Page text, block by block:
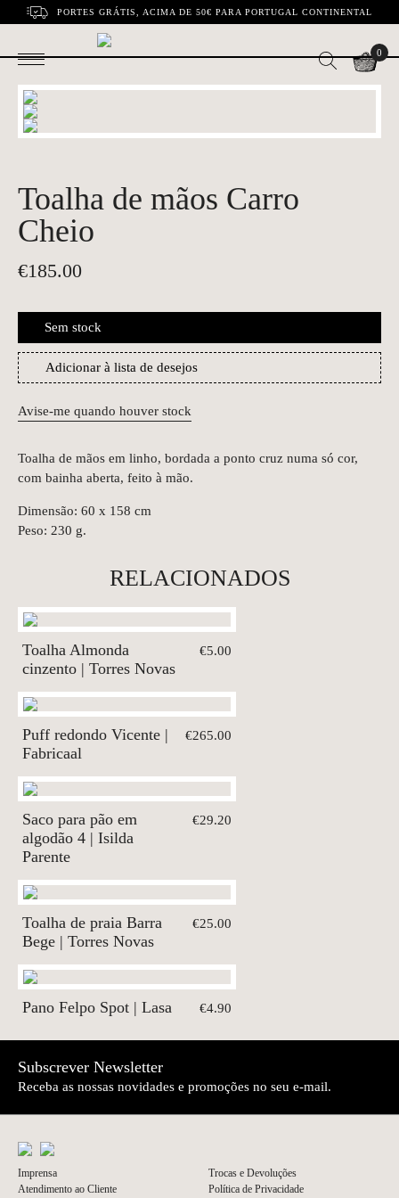
PORTES GRÁTIS, ACIMA DE 50€ PARA PORTUGAL CONTINENTAL
0
Toalha de mãos Carro
Cheio
€185.00
Sem stock
Adicionar à lista de desejos
Avise-me quando houver stock
Toalha de mãos em linho, bordada a ponto cruz numa só cor,
com bainha aberta, feito à mão.
Dimensão: 60 x 158 cm
Peso: 230 g.
RELACIONADOS
Toalha Almonda
cinzento | Torres Novas
€5.00
Puff redondo Vicente |
Fabricaal
€265.00
Saco para pão em
algodão 4 | Isilda
Parente
€29.20
Toalha de praia Barra
Bege | Torres Novas
€25.00
Pano Felpo Spot | Lasa €4.90
Subscrever Newsletter
Receba as nossas novidades e promoções no seu e-mail.
Imprensa
Atendimento ao Cliente
Trocas e Devoluções
Política de Privacidade